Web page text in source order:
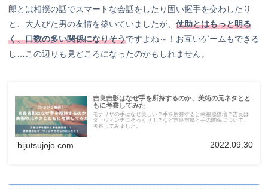
郎とは相撲の話でスマートな会話をしたり固い握手を交わしたり
と、大人びた男の友情を築いていましたが、 仗助とはもっと明る
く、口数の多い関係になりそうですよね～！お互いゲームもできる
し…この辺りも見どころになったのかもしれません。
吉良吉影はなぜ手を所持するのか、美術の元ネタとと
もに考察してみた
モナリザの手はなぜ美しい？手を所持すると幸福感倍増？吉良は
ダ・ヴィンチにそっくり！？など吉良吉影と手の関係について、
考察してみました。
bijutsujojo.com 2022.09.30